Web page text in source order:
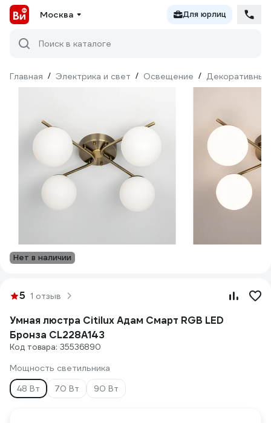
Москва Для юрлиц
Поиск в каталоге
Главная / Электрика и свет / Освещение / Декоративный
Нет в наличии
5 1 отзыв
Умная люстра Citilux Адам Смарт RGB LED
Бронза CL228A143
Код товара: 35536890
Мощность светильника
48 Вт
70 Вт 90 Вт